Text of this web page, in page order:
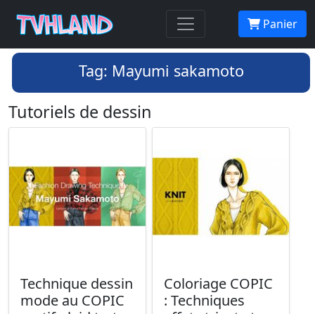
Panier
Tag: Mayumi sakamoto
Tutoriels de dessin
Technique dessin
mode au COPIC
Coloriage COPIC
: Techniques